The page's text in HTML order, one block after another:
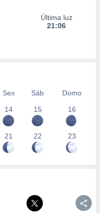
Última luz
21:06
Sex Sáb
Domo
14 15 16
21 22 23